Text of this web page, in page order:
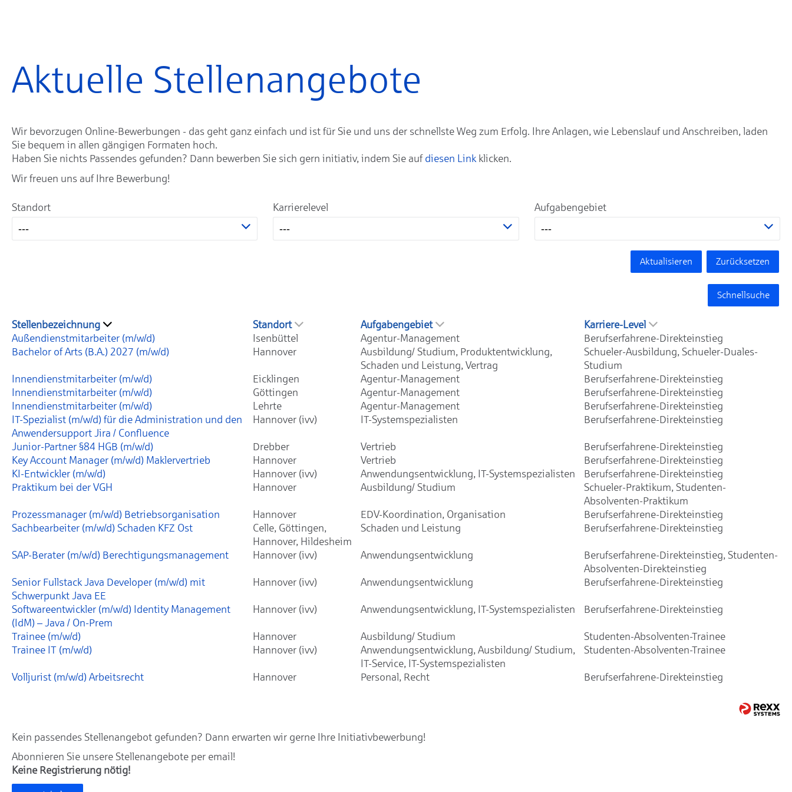
Aktuelle Stellenangebote
Wir bevorzugen Online-Bewerbungen - das geht ganz einfach und ist für Sie und uns der schnellste Weg zum Erfolg. Ihre Anlagen, wie Lebenslauf und Anschreiben, laden
Sie bequem in allen gängigen Formaten hoch.
Haben Sie nichts Passendes gefunden? Dann bewerben Sie sich gern initiativ, indem Sie auf diesen Linkklicken.
Wir freuen uns auf Ihre Bewerbung!
Standort
---
Karrierelevel
---
Aufgabengebiet
---
Aktualisieren Zurücksetzen
Schnellsuche
Stellenbezeichnung Standort Aufgabengebiet
Karriere-Level
Außendienstmitarbeiter (m/w/d)
Isenbüttel Agentur-Management
Berufserfahrene-Direkteinstieg
Bachelor of Arts (B.A.) 2027 (m/w/d)
Hannover
Ausbildung/ Studium, Produktentwicklung,
Schaden und Leistung, Vertrag
Schueler-Ausbildung, Schueler-Duales-
Studium
Innendienstmitarbeiter (m/w/d)
Eicklingen Agentur-Management
Berufserfahrene-Direkteinstieg
Innendienstmitarbeiter (m/w/d)
Göttingen Agentur-Management
Berufserfahrene-Direkteinstieg
Innendienstmitarbeiter (m/w/d)
Lehrte Agentur-Management
Berufserfahrene-Direkteinstieg
IT-Spezialist (m/w/d) für die Administration und den
Anwendersupport Jira / Confluence
Hannover (ivv) IT-Systemspezialisten Berufserfahrene-Direkteinstieg
Junior-Partner §84 HGB (m/w/d) Drebber Vertrieb
Berufserfahrene-Direkteinstieg
Key Account Manager (m/w/d) Maklervertrieb
Hannover Vertrieb
Berufserfahrene-Direkteinstieg
KI-Entwickler (m/w/d)
Hannover (ivv) Anwendungsentwicklung, IT-Systemspezialisten
Berufserfahrene-Direkteinstieg
Praktikum bei der VGH
Hannover Ausbildung/ Studium
Schueler-Praktikum, Studenten-
Absolventen-Praktikum
Prozessmanager (m/w/d) Betriebsorganisation
Hannover EDV-Koordination, Organisation
Berufserfahrene-Direkteinstieg
Sachbearbeiter (m/w/d) Schaden KFZ Ost
Celle, Göttingen,
Hannover, Hildesheim
Schaden und Leistung Berufserfahrene-Direkteinstieg
SAP-Berater (m/w/d) Berechtigungsmanagement Hannover (ivv) Anwendungsentwicklung
Berufserfahrene-Direkteinstieg, Studenten-
Absolventen-Direkteinstieg
Senior Fullstack Java Developer (m/w/d) mit
Schwerpunkt Java EE
Hannover (ivv) Anwendungsentwicklung Berufserfahrene-Direkteinstieg
Softwareentwickler (m/w/d) Identity Management
(IdM) – Java / On-Prem
Hannover (ivv) Anwendungsentwicklung, IT-Systemspezialisten Berufserfahrene-Direkteinstieg
Trainee (m/w/d) Hannover Ausbildung/ Studium
Studenten-Absolventen-Trainee
Trainee IT (m/w/d)
Hannover (ivv)
Anwendungsentwicklung, Ausbildung/ Studium,
IT-Service, IT-Systemspezialisten
Studenten-Absolventen-Trainee
Volljurist (m/w/d) Arbeitsrecht Hannover Personal, Recht Berufserfahrene-Direkteinstieg
Kein passendes Stellenangebot gefunden? Dann erwarten wir gerne Ihre Initiativbewerbung!
Abonnieren Sie unsere Stellenangebote per email!
Keine Registrierung nötig!